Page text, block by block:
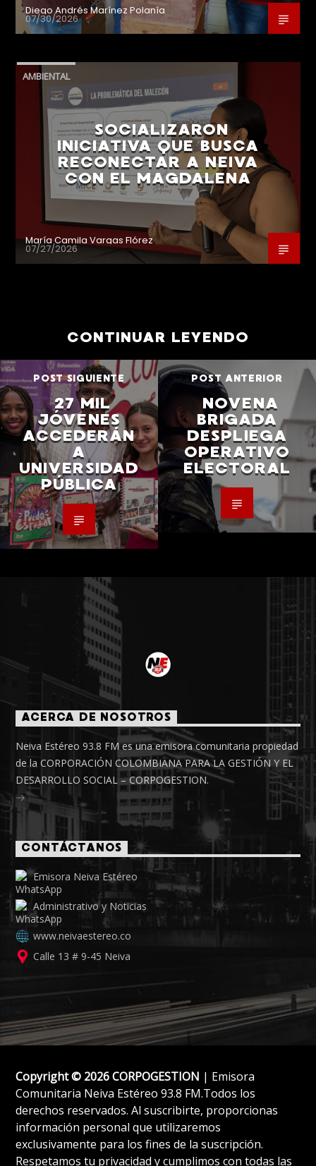
Diego Andrés Marínez Polanía
07/30/2026
AMBIENTAL
SOCIALIZARON
INICIATIVA QUE BUSCA
RECONECTAR A NEIVA
CON EL MAGDALENA
María Camila Vargas Flórez
07/27/2026
CONTINUAR LEYENDO
POST SIGUIENTE
27 MIL
JÓVENES
ACCEDERÁN
A
UNIVERSIDAD
PÚBLICA
POST ANTERIOR
NOVENA
BRIGADA
DESPLIEGA
OPERATIVO
ELECTORAL
ACERCA DE NOSOTROS
Neiva Estéreo 93.8 FM es una emisora comunitaria propiedad
de la CORPORACIÓN COLOMBIANA PARA LA GESTIÓN Y EL
DESARROLLO SOCIAL – CORPOGESTION.
CONTÁCTANOS
Emisora Neiva Estéreo
Administrativo y Noticias
www.neivaestereo.co
Calle 13 # 9-45 Neiva
Copyright © 2026 CORPOGESTION | Emisora
Comunitaria Neiva Estéreo 93.8 FM.Todos los
derechos reservados. Al suscribirte, proporcionas
información personal que utilizaremos
exclusivamente para los fines de la suscripción.
Respetamos tu privacidad y cumplimos con todas las